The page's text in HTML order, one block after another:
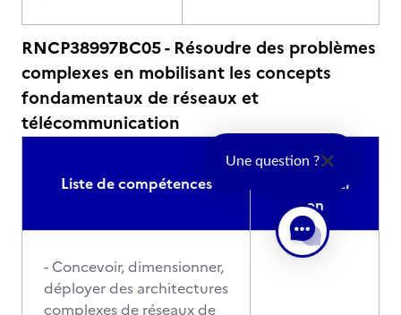
RNCP38997BC05 - Résoudre des problèmes
complexes en mobilisant les concepts
fondamentaux de réseaux et
télécommunication
Liste de compétences
Modalités
d'évaluati
on
- Concevoir, dimensionner,
déployer des architectures
complexes de réseaux de
Une question ?